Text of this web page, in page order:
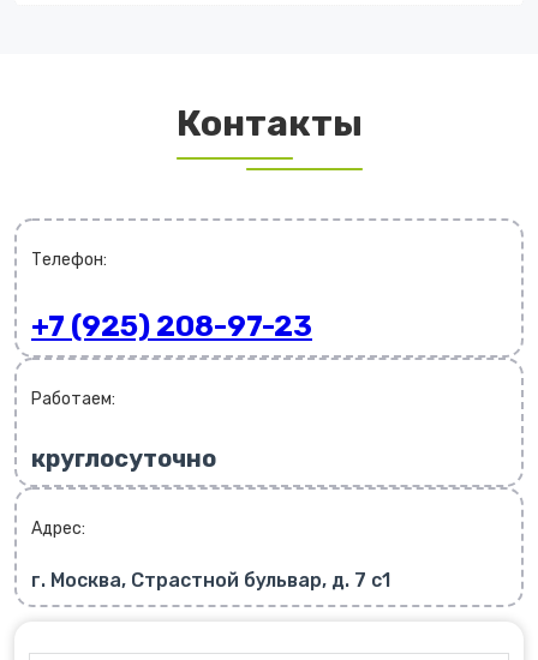
Контакты
Телефон:
+7 (925) 208-97-23
Работаем:
круглосуточно
Адрес:
г. Москва, Страстной бульвар, д. 7 с1